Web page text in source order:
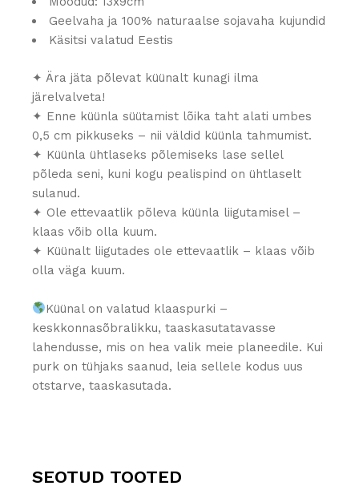
Geelvaha ja 100% naturaalse sojavaha kujundid
Käsitsi valatud Eestis
✦ Ära jäta põlevat küünalt kunagi ilma
järelvalveta!
✦ Enne küünla süütamist lõika taht alati umbes
0,5 cm pikkuseks – nii väldid küünla tahmumist.
✦ Küünla ühtlaseks põlemiseks lase sellel
põleda seni, kuni kogu pealispind on ühtlaselt
sulanud.
✦ Ole ettevaatlik põleva küünla liigutamisel –
klaas võib olla kuum.
✦ Küünalt liigutades ole ettevaatlik – klaas võib
olla väga kuum.
Küünal on valatud klaaspurki –
keskkonnasõbralikku, taaskasutatavasse
lahendusse, mis on hea valik meie planeedile. Kui
purk on tühjaks saanud, leia sellele kodus uus
otstarve, taaskasutada.
SEOTUD TOOTED